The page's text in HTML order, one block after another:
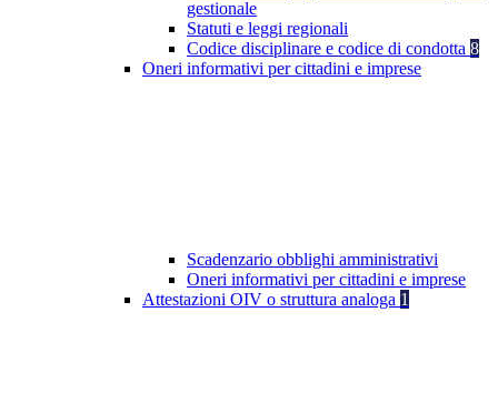
gestionale
Statuti e leggi regionali
Codice disciplinare e codice di condotta 8
Oneri informativi per cittadini e imprese
Scadenzario obblighi amministrativi
Oneri informativi per cittadini e imprese
Attestazioni OIV o struttura analoga 1